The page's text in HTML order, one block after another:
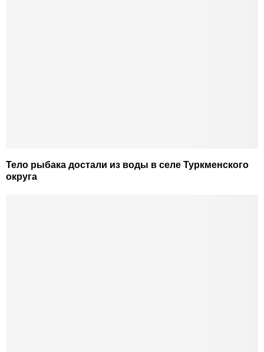
Тело рыбака достали из воды в селе Туркменского
округа